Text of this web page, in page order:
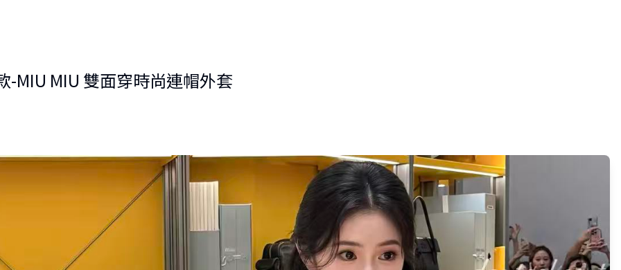
-MIU MIU 雙面穿時尚連帽外套